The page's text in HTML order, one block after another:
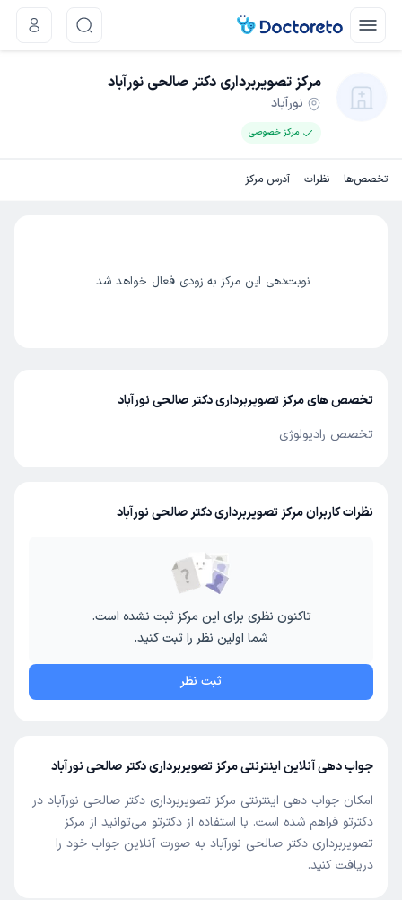
مرکز تصویربرداری دکتر صالحی نورآباد
نورآباد
مرکز خصوصی
تخصص‌ها نظرات آدرس مرکز
نوبت‌دهی این مرکز به زودی فعال خواهد شد.
تخصص های مرکز تصویربرداری دکتر صالحی نورآباد
تخصص رادیولوژی
نظرات کاربران مرکز تصویربرداری دکتر صالحی نورآباد
تاکنون نظری برای این مرکز ثبت نشده است.
شما اولین نظر را ثبت کنید.
ثبت نظر
جواب دهی آنلاین اینترنتی مرکز تصویربرداری دکتر صالحی نورآباد
امکان جواب دهی اینترنتی مرکز تصویربرداری دکتر صالحی نورآباد در
دکترتو فراهم شده است. با استفاده از دکترتو می‌توانید از مرکز
تصویربرداری دکتر صالحی نورآباد به صورت آنلاین جواب خود را
دریافت کنید.